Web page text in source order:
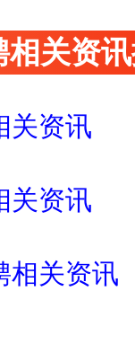
关资
关资讯
关资讯
相关资讯